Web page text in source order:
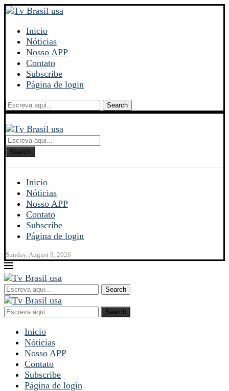
Inicio
Nóticias
Nosso APP
Contato
Subscribe
Página de login
Search
Search
Inicio
Nóticias
Nosso APP
Contato
Subscribe
Página de login
Sunday, August 9, 2026
Search
Search
Inicio
Nóticias
Nosso APP
Contato
Subscribe
Página de login